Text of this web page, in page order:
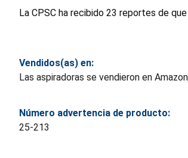
La CPSC ha recibido 23 reportes de
Vendidos(as) en:
Las aspiradoras se vendieron en
Número advertencia de producto:
25-213